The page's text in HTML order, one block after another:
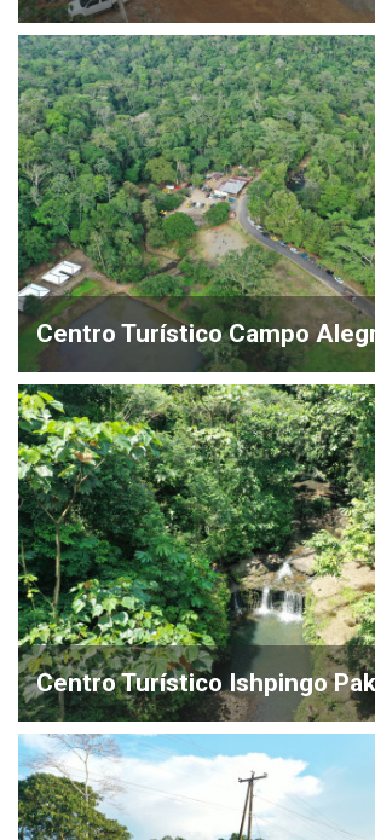
Centro Turístico Campo
Centro Turístico Ishpingo